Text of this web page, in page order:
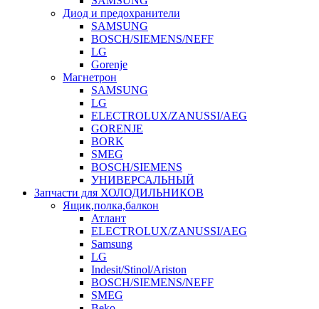
Диод и предохранители
SAMSUNG
BOSCH/SIEMENS/NEFF
LG
Gorenje
Магнетрон
SAMSUNG
LG
ELECTROLUX/ZANUSSI/AEG
GORENJE
BORK
SMEG
BOSCH/SIEMENS
УНИВЕРСАЛЬНЫЙ
Запчасти для ХОЛОДИЛЬНИКОВ
Ящик,полка,балкон
Атлант
ELECTROLUX/ZANUSSI/AEG
Samsung
LG
Indesit/Stinol/Ariston
BOSCH/SIEMENS/NEFF
SMEG